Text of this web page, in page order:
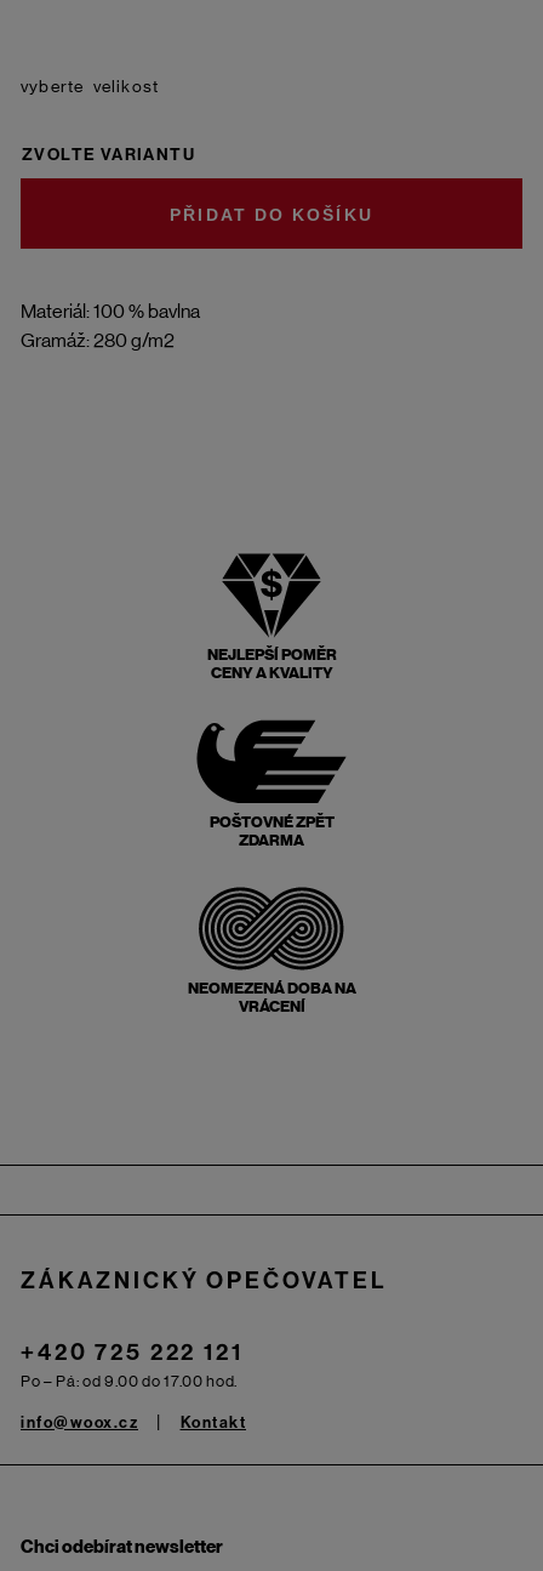
Materiál: 100 % bavlna
Gramáž: 280 g/m2
velikost
ZVOLTE VARIANTU
DO KOŠÍKU
NEJLEPŠÍ POMĚR
CENY A KVALITY
POŠTOVNÉ ZPĚT
ZDARMA
NEOMEZENÁ DOBA NA
VRÁCENÍ
ZÁKAZNICKÝ OPEČOVATEL
+420 725 222 121
Po – Pá: od 9.00 do 17.00 hod.
info@woox.cz Kontakt
Chci odebírat newsletter